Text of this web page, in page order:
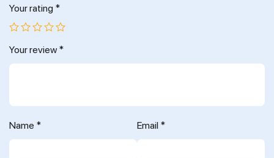
Your rating *
Your review *
Name * Email *